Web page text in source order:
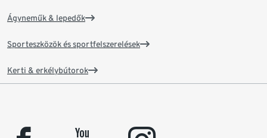
Ágyneműk & lepedők
Sporteszközök és sportfelszerelések
Kerti & erkélybútorok